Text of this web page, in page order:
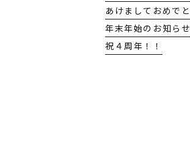
年末年始のお知らせ
祝４周年！！